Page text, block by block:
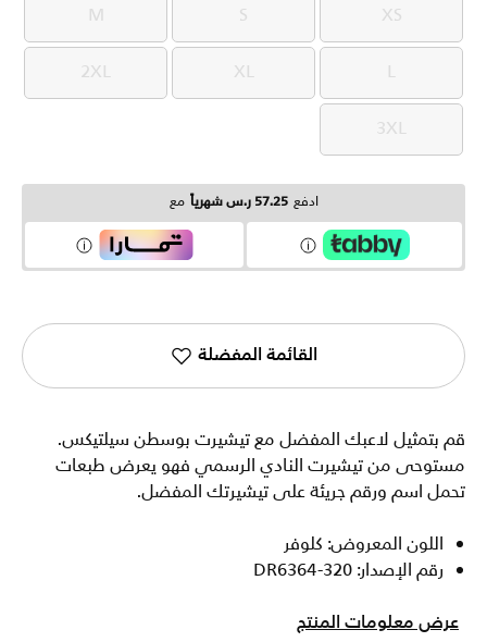
XS
XS
S
S
M
M
L
L
XL
XL
2XL
2XL
3XL
3XL
ادفع 57.25 ر.س شهرياً مع
القائمة المفضلة
قم بتمثيل لاعبك المفضل مع تيشيرت بوسطن سيلتيكس.
مستوحى من تيشيرت النادي الرسمي فهو يعرض طبعات
تحمل اسم ورقم جريئة على تيشيرتك المفضل.
اللون المعروض: كلوفر
رقم الإصدار: DR6364-320
عرض معلومات المنتج